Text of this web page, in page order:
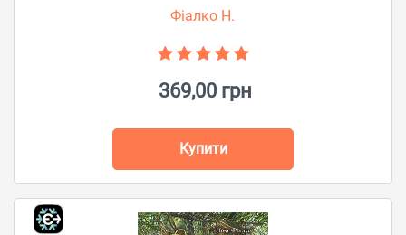
Фіалко Н.
369,00 грн
Купити